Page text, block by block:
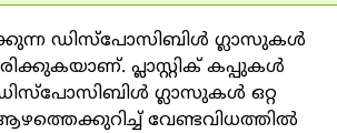
ഡിസ്‌പോസിബിള്‍ ഗ്ലാസുകള്‍
പ്ലാസ്റ്റിക് കപ്പുകള്‍
ഡിസ്‌പോസിബിള്‍ ഗ്ലാസുകള്‍ ഒറ്റ
വേണ്ടവിധത്തില്‍